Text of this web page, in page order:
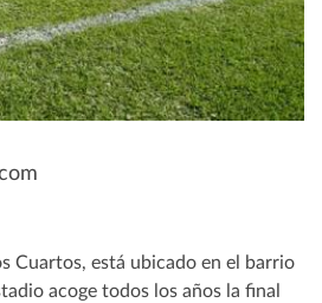
Cuartos, está ubicado en el barrio
acoge todos los años la final